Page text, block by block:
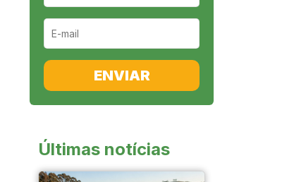
ENVIAR
Últimas notícias